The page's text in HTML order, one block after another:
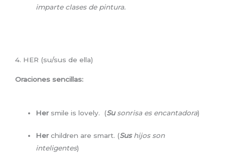
imparte clases de pintura.
4. HER (su/sus de ella)
Oraciones sencillas:
Hersmile is lovely. (Susonrisa es encantadora)
Herchildren are smart. (Sushijos son
inteligentes)